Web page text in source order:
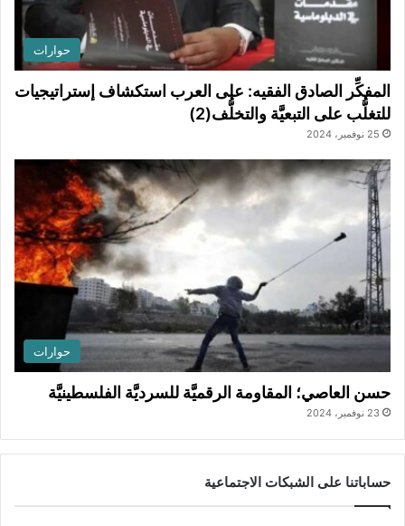
حوارات
المفكِّر الصادق الفقيه: على العرب استكشاف إستراتيجيات
للتغلُّب على التبعيَّة والتخلُّف(2)
25 نوفمبر، 2024
حوارات
حسن العاصي؛ المقاومة الرقميَّة للسرديَّة الفلسطينيَّة
23 نوفمبر، 2024
حساباتنا على الشبكات الاجتماعية